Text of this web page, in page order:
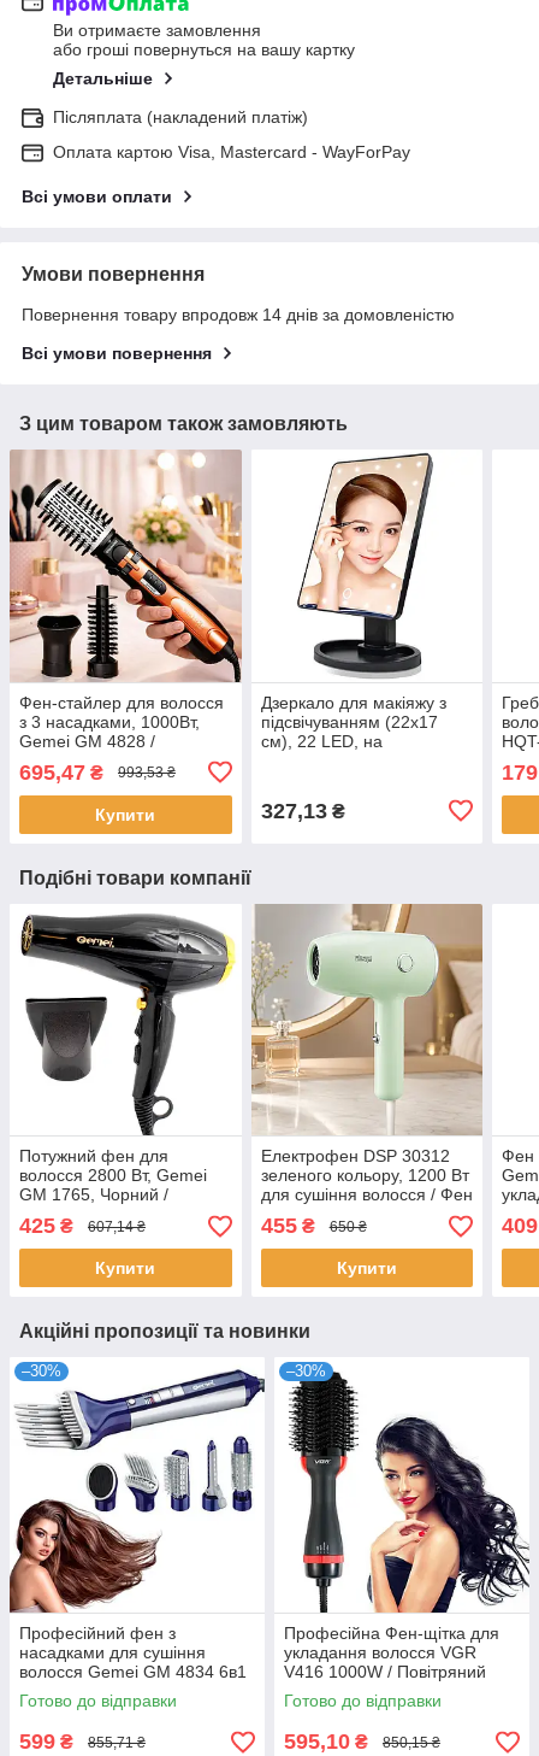
Ви отримаєте замовлення
або гроші повернуться на вашу картку
Детальніше
Післяплата (накладений платіж)
Оплата картою Visa, Mastercard - WayForPay
Всі умови оплати
Умови повернення
Повернення товару впродовж 14 днів за домовленістю
Всі умови повернення
З цим товаром також замовляють
Фен-стайлер для волосся
з 3 насадками, 1000Вт,
Gemei GM 4828 /
Потужний фен-щітка для
укладання волосся / Фен
браш
695,47 ₴ 993,53 ₴
Купити
Дзеркало для макіяжу з
підсвічуванням (22x17
см), 22 LED, на
327,13₴
179
Подібні товари компанії
Потужний фен для
волосся 2800 Вт, Gemei
GM 1765, Чорний /
Професійний фен для
укладання волосся з
насадкою
425 ₴ 607,14 ₴
Купити
Електрофен DSP 30312
зеленого кольору, 1200 Вт
для сушіння волосся / Фен
для волосся / Укладання
волосся
455₴ 650 ₴
Купити
Фен
для
Акційні пропозиції та новинки
–30%
Професійний фен з
насадками для сушіння
волосся Gemei GM 4834 6в1
/ Фен-стайлер
Готово до відправки
599 ₴ 855,71 ₴
–30%
Професійна Фен-щітка для
укладання волосся VGR
V416 1000W / Повітряний
стайлер
Готово до відправки
595,10 ₴ 850,15 ₴